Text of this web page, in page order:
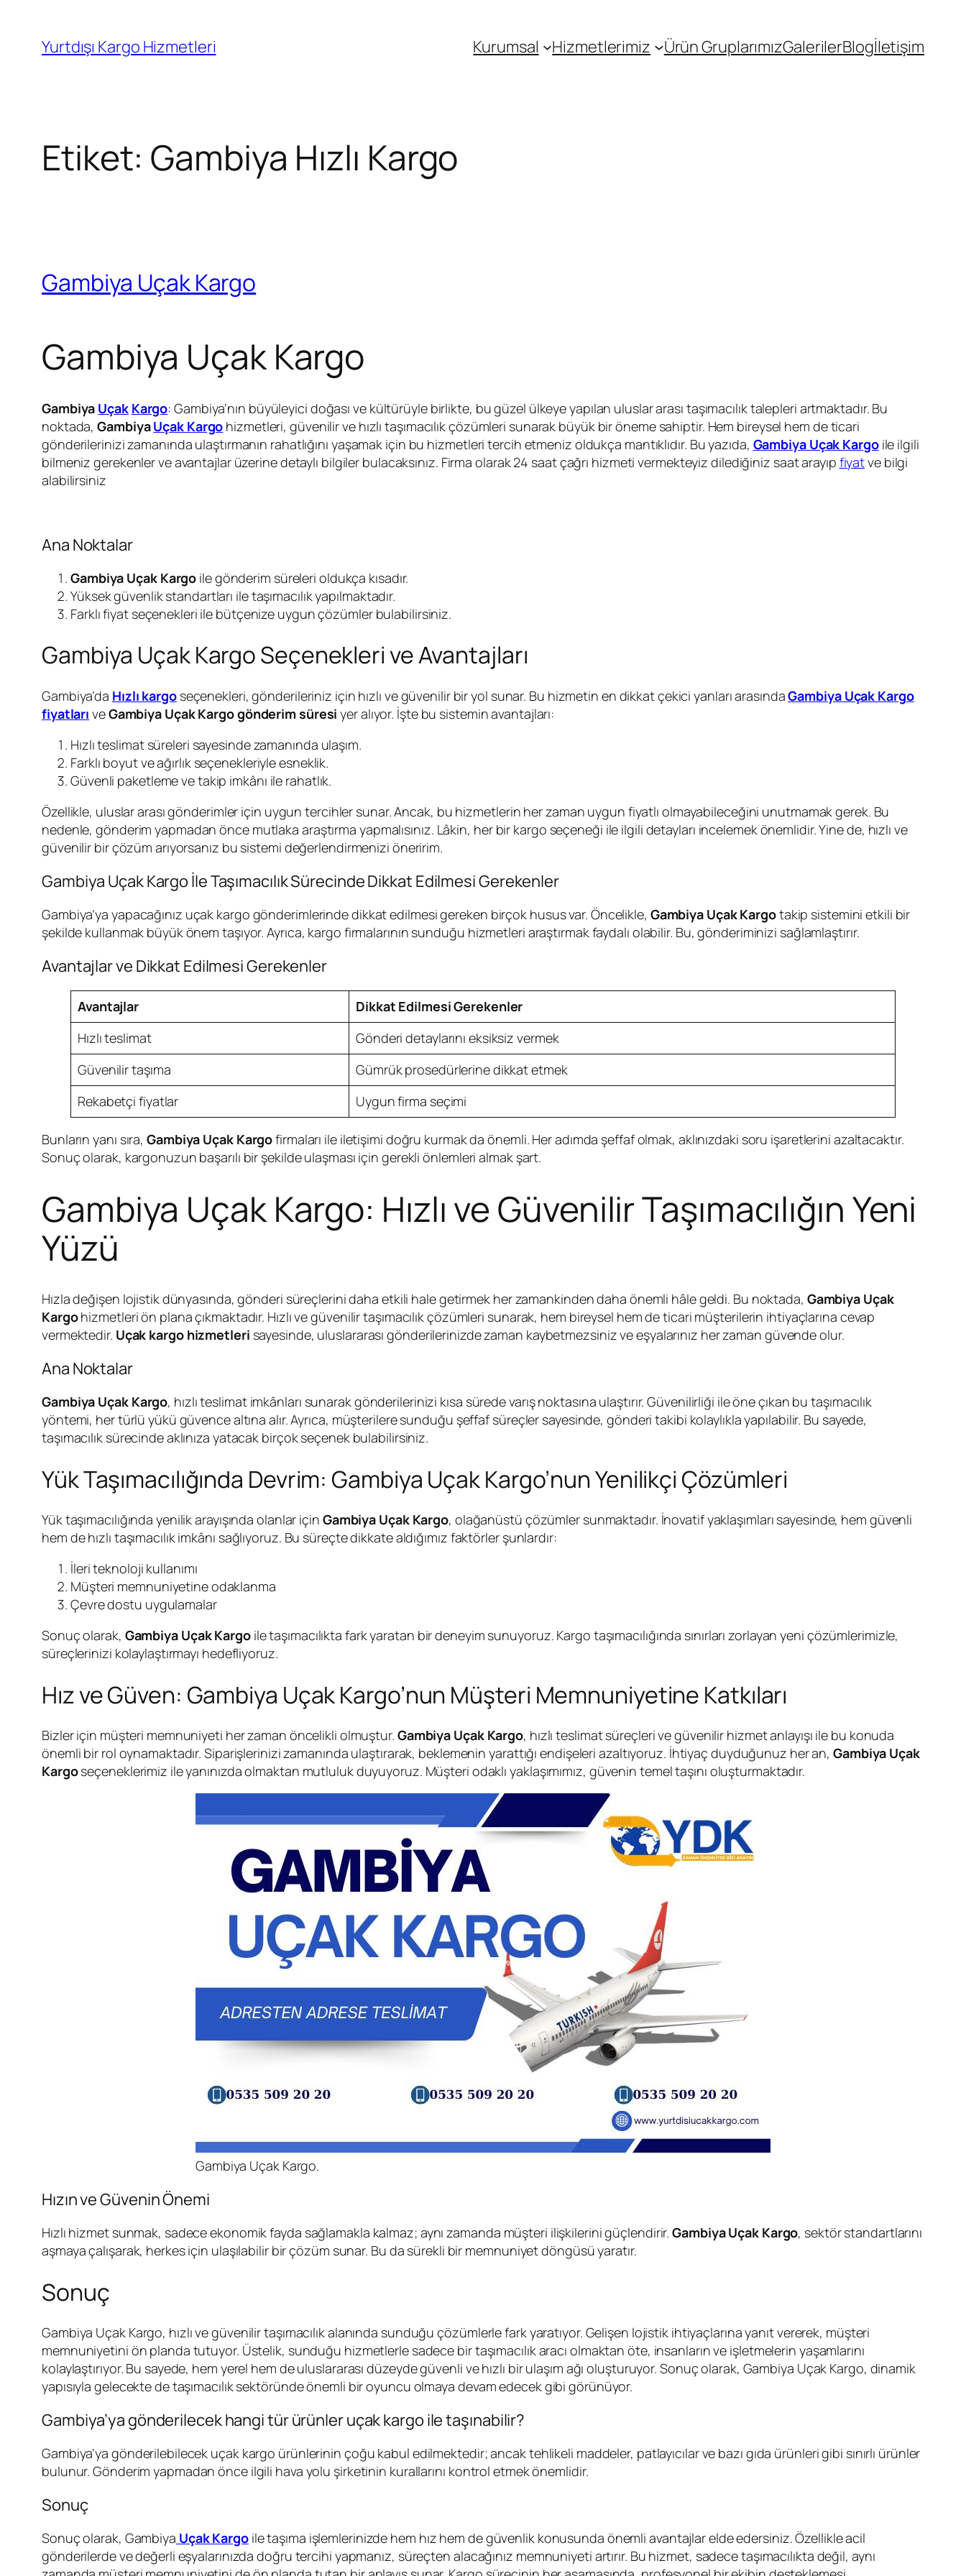
Yurtdışı Kargo Hizmetleri Kurumsal Hizmetlerimiz Ürün GruplarımızGalerilerBlogİletişim
Etiket: Gambiya Hızlı Kargo
Gambiya Uçak Kargo
Gambiya Uçak Kargo
Gambiya Uçak Kargo: Gambiya’nın büyüleyici doğası ve kültürüyle birlikte, bu güzel ülkeye yapılan uluslar arası taşımacılık talepleri artmaktadır. Bu
noktada,GambiyaUçak Kargo hizmetleri, güvenilir ve hızlı taşımacılık çözümleri sunarak büyük bir öneme sahiptir. Hem bireysel hem de ticari
gönderilerinizi zamanında ulaştırmanın rahatlığını yaşamak için bu hizmetleri tercih etmeniz oldukça mantıklıdır. Bu yazıda, Gambiya Uçak Kargoile ilgili
bilmeniz gerekenler ve avantajlar üzerine detaylı bilgiler bulacaksınız. Firma olarak 24 saat çağrı hizmeti vermekteyiz dilediğiniz saat arayıp fiyatve bilgi
alabilirsiniz
Ana Noktalar
Gambiya Uçak Kargo ile gönderim süreleri oldukça kısadır.
Yüksek güvenlik standartları ile taşımacılık yapılmaktadır.
Farklı fiyat seçenekleri ile bütçenize uygun çözümler bulabilirsiniz.
Gambiya Uçak Kargo Seçenekleri ve Avantajları
Gambiya’da Hızlı kargoseçenekleri, gönderileriniz için hızlı ve güvenilir bir yol sunar. Bu hizmetin en dikkat çekici yanları arasındaGambiya Uçak Kargo
fiyatları veGambiya Uçak Kargo gönderim süresi yer alıyor. İşte bu sistemin avantajları:
Hızlı teslimat süreleri sayesinde zamanında ulaşım.
Farklı boyut ve ağırlık seçenekleriyle esneklik.
Güvenli paketleme ve takip imkânı ile rahatlık.
Özellikle, uluslar arası gönderimler için uygun tercihler sunar. Ancak, bu hizmetlerin her zaman uygun fiyatlı olmayabileceğini unutmamak gerek. Bu
nedenle, gönderim yapmadan önce mutlaka araştırma yapmalısınız. Lâkin, her bir kargo seçeneği ile ilgili detayları incelemek önemlidir. Yine de, hızlı ve
güvenilir bir çözüm arıyorsanız bu sistemi değerlendirmenizi öneririm.
Gambiya Uçak Kargo İle Taşımacılık Sürecinde Dikkat Edilmesi Gerekenler
Gambiya’ya yapacağınız uçak kargo gönderimlerinde dikkat edilmesi gereken birçok husus var. Öncelikle, Gambiya Uçak Kargotakip sistemini etkili bir
şekilde kullanmak büyük önem taşıyor. Ayrıca, kargo firmalarının sunduğu hizmetleri araştırmak faydalı olabilir. Bu, gönderiminizi sağlamlaştırır.
Avantajlar ve Dikkat Edilmesi Gerekenler
Avantajlar
Dikkat Edilmesi Gerekenler
Hızlı teslimat
Gönderi detaylarını eksiksiz vermek
Güvenilir taşıma
Gümrük prosedürlerine dikkat etmek
Rekabetçi fiyatlar
Uygun firma seçimi
Bunların yanı sıra, Gambiya Uçak Kargofirmaları ile iletişimi doğru kurmak da önemli. Her adımda şeffaf olmak, aklınızdaki soru işaretlerini azaltacaktır.
Sonuç olarak, kargonuzun başarılı bir şekilde ulaşması için gerekli önlemleri almak şart.
Gambiya Uçak Kargo: Hızlı ve Güvenilir Taşımacılığın Yeni
Yüzü
Hızla değişen lojistik dünyasında, gönderi süreçlerini daha etkili hale getirmek her zamankinden daha önemli hâle geldi. Bu noktada, Gambiya Uçak
Kargohizmetleri ön plana çıkmaktadır. Hızlı ve güvenilir taşımacılık çözümleri sunarak, hem bireysel hem de ticari müşterilerin ihtiyaçlarına cevap
vermektedir. Uçak kargo hizmetleri sayesinde, uluslararası gönderilerinizde zaman kaybetmezsiniz ve eşyalarınız her zaman güvende olur.
Ana Noktalar
Gambiya Uçak Kargo, hızlı teslimat imkânları sunarak gönderilerinizi kısa sürede varış noktasına ulaştırır. Güvenilirliği ile öne çıkan bu taşımacılık
yöntemi, her türlü yükü güvence altına alır. Ayrıca, müşterilere sunduğu şeffaf süreçler sayesinde, gönderi takibi kolaylıkla yapılabilir. Bu sayede,
taşımacılık sürecinde aklınıza yatacak birçok seçenek bulabilirsiniz.
Yük Taşımacılığında Devrim: Gambiya Uçak Kargo’nun Yenilikçi Çözümleri
Yük taşımacılığında yenilik arayışında olanlar için Gambiya Uçak Kargo, olağanüstü çözümler sunmaktadır. İnovatif yaklaşımları sayesinde, hem güvenli
hem de hızlı taşımacılık imkânı sağlıyoruz. Bu süreçte dikkate aldığımız faktörler şunlardır:
İleri teknoloji kullanımı
Müşteri memnuniyetine odaklanma
Çevre dostu uygulamalar
Sonuç olarak, Gambiya Uçak Kargoile taşımacılıkta fark yaratan bir deneyim sunuyoruz. Kargo taşımacılığında sınırları zorlayan yeni çözümlerimizle,
süreçlerinizi kolaylaştırmayı hedefliyoruz.
Hız ve Güven: Gambiya Uçak Kargo’nun Müşteri Memnuniyetine Katkıları
Bizler için müşteri memnuniyeti her zaman öncelikli olmuştur. Gambiya Uçak Kargo, hızlı teslimat süreçleri ve güvenilir hizmet anlayışı ile bu konuda
önemli bir rol oynamaktadır. Siparişlerinizi zamanında ulaştırarak, beklemenin yarattığı endişeleri azaltıyoruz. İhtiyaç duyduğunuz her an,Gambiya Uçak
Kargoseçeneklerimiz ile yanınızda olmaktan mutluluk duyuyoruz. Müşteri odaklı yaklaşımımız, güvenin temel taşını oluşturmaktadır.
Gambiya Uçak Kargo.
Hızın ve Güvenin Önemi
Hızlı hizmet sunmak, sadece ekonomik fayda sağlamakla kalmaz; aynı zamanda müşteri ilişkilerini güçlendirir.Gambiya Uçak Kargo, sektör standartlarını
aşmaya çalışarak, herkes için ulaşılabilir bir çözüm sunar. Bu da sürekli bir memnuniyet döngüsü yaratır.
Sonuç
Gambiya Uçak Kargo, hızlı ve güvenilir taşımacılık alanında sunduğu çözümlerle fark yaratıyor. Gelişen lojistik ihtiyaçlarına yanıt vererek, müşteri
memnuniyetini ön planda tutuyor. Üstelik, sunduğu hizmetlerle sadece bir taşımacılık aracı olmaktan öte, insanların ve işletmelerin yaşamlarını
kolaylaştırıyor. Bu sayede, hem yerel hem de uluslararası düzeyde güvenli ve hızlı bir ulaşım ağı oluşturuyor. Sonuç olarak, Gambiya Uçak Kargo, dinamik
yapısıyla gelecekte de taşımacılık sektöründe önemli bir oyuncu olmaya devam edecek gibi görünüyor.
Gambiya’ya gönderilecek hangi tür ürünler uçak kargo ile taşınabilir?
Gambiya’ya gönderilebilecek uçak kargo ürünlerinin çoğu kabul edilmektedir; ancak tehlikeli maddeler, patlayıcılar ve bazı gıda ürünleri gibi sınırlı ürünler
bulunur. Gönderim yapmadan önce ilgili hava yolu şirketinin kurallarını kontrol etmek önemlidir.
Sonuç
Sonuç olarak, Gambiya Uçak Kargoile taşıma işlemlerinizde hem hız hem de güvenlik konusunda önemli avantajlar elde edersiniz. Özellikle acil
gönderilerde ve değerli eşyalarınızda doğru tercihi yapmanız, süreçten alacağınız memnuniyeti artırır. Bu hizmet, sadece taşımacılıkta değil, aynı